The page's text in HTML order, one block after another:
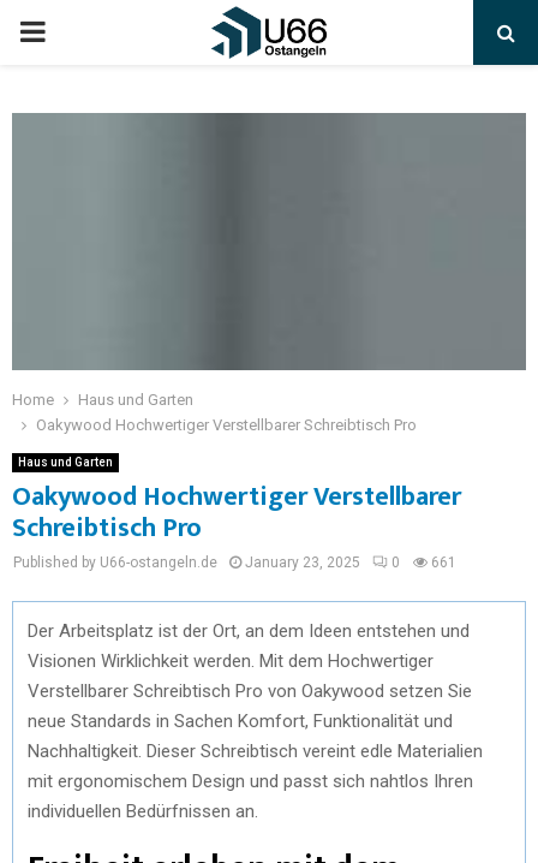
Home
Haus und Garten
Oakywood Hochwertiger Verstellbarer Schreibtisch Pro
Haus und Garten
Oakywood Hochwertiger Verstellbarer
Schreibtisch Pro
Published by U66-ostangeln.de January 23, 2025 0 661
Der Arbeitsplatz ist der Ort, an dem Ideen entstehen und
Visionen Wirklichkeit werden. Mit dem Hochwertiger
Verstellbarer Schreibtisch Pro von Oakywood setzen Sie
neue Standards in Sachen Komfort, Funktionalität und
Nachhaltigkeit. Dieser Schreibtisch vereint edle Materialien
mit ergonomischem Design und passt sich nahtlos Ihren
individuellen Bedürfnissen an.